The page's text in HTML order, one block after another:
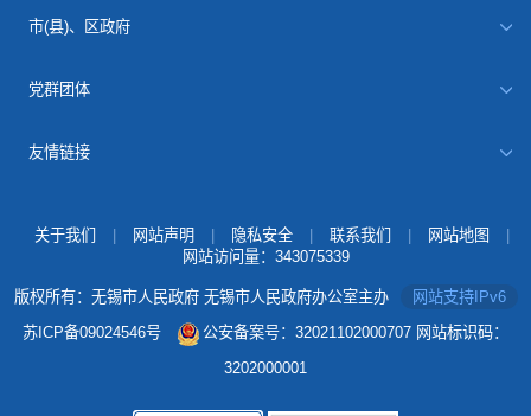
市(县)、区政府
党群团体
友情链接
关于我们 网站声明 隐私安全 联系我们 网站地图
网站访问量： 343075339
版权所有：无锡市人民政府 无锡市人民政府办公室主办
网站支持IPv6
苏ICP备09024546号
公安备案号：32021102000707 网站标识码：
3202000001